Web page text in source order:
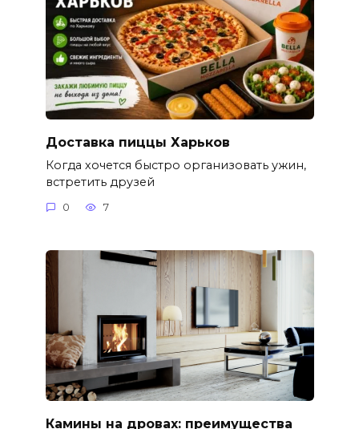
Доставка пиццы Харьков
Когда хочется быстро организовать ужин,
встретить друзей
0 7
Камины на дровах: преимущества